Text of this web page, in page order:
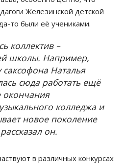
Железинской детской
то были её учениками.
коллектив –
школы. Например,
саксофона Наталья
сюда работать ещё
окончания
колледжа и
новое поколение
он.
в различных конкурсах